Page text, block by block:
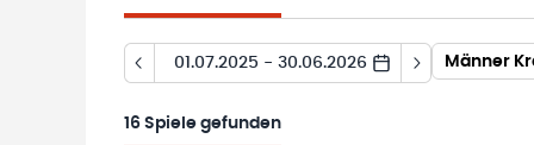
01.07.2025 - 30.06.2026 Männer
16 Spiele gefunden